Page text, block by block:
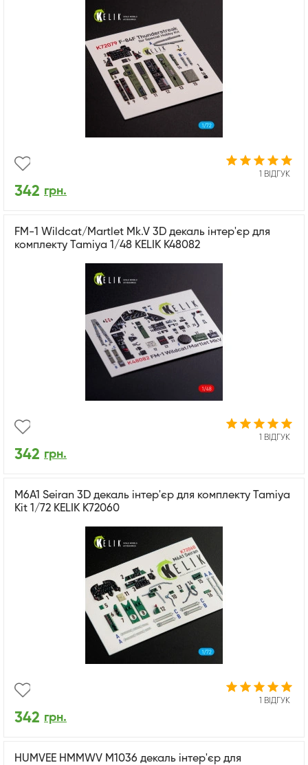
1 ВІДГУК
342 грн.
FM-1 Wildcat/Martlet Mk.V 3D декаль інтер'єр для
комплекту Tamiya 1/48 KELIK K48082
1 ВІДГУК
342 грн.
M6A1 Seiran 3D декаль інтер'єр для комплекту Tamiya
Kit 1/72 KELIK K72060
1 ВІДГУК
342 грн.
HUMVEE HMMWV M1036 декаль інтер'єр для